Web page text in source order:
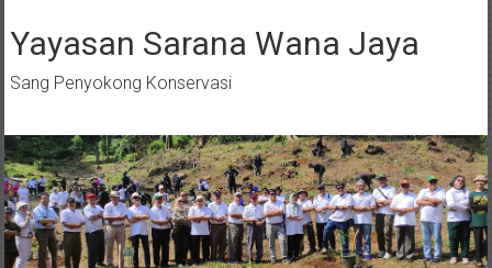
to
content
Yayasan Sarana Wana Jaya
Sang Penyokong Konservasi